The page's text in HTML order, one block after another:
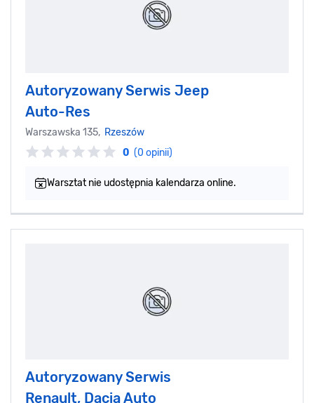
Autoryzowany Serwis Jeep
Auto-Res
Warszawska 135, Rzeszów
0 (0 opinii)
Warsztat nie udostępnia kalendarza online.
Autoryzowany Serwis
Renault, Dacia Auto